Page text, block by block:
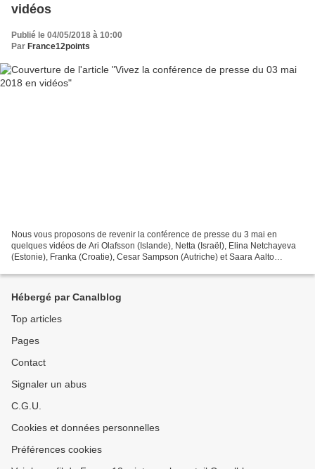
vidéos
Publié le 04/05/2018 à 10:00
Par France12points
Nous vous proposons de revenir la conférence de presse du 3 mai en
quelques vidéos de Ari Olafsson (Islande), Netta (Israël), Elina Netchayeva
(Estonie), Franka (Croatie), Cesar Sampson (Autriche) et Saara Aalto
Hébergé par Canalblog
Top articles
Pages
Contact
Signaler un abus
C.G.U.
Cookies et données personnelles
Préférences cookies